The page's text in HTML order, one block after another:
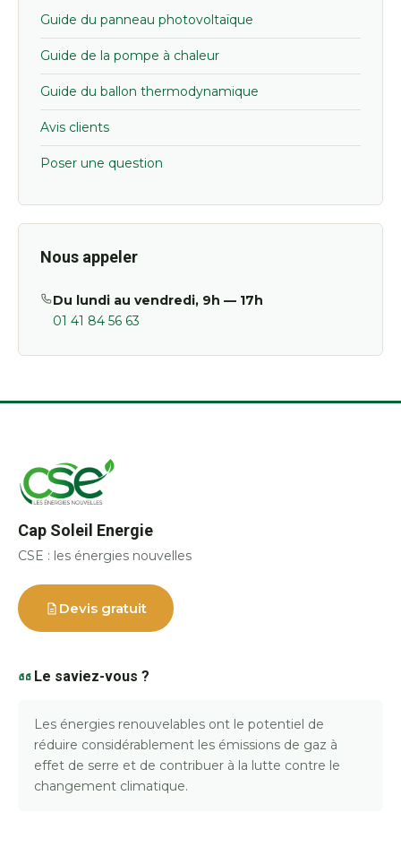
Guide du panneau photovoltaïque
Guide de la pompe à chaleur
Guide du ballon thermodynamique
Avis clients
Poser une question
Nous appeler
Du lundi au vendredi, 9h — 17h
01 41 84 56 63
Cap Soleil Energie
CSE : les énergies nouvelles
Devis gratuit
Le saviez-vous ?
Les énergies renouvelables ont le potentiel de
réduire considérablement les émissions de gaz à
effet de serre et de contribuer à la lutte contre le
changement climatique.